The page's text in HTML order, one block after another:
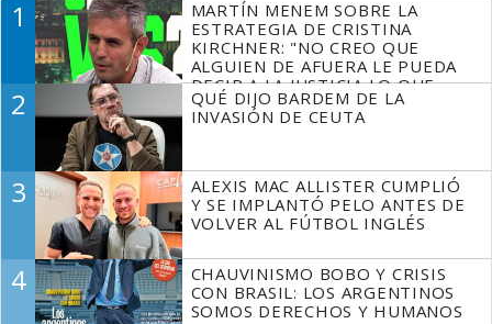
1
MARTÍN MENEM SOBRE LA
ESTRATEGIA DE CRISTINA
KIRCHNER: "NO CREO QUE
ALGUIEN DE AFUERA LE PUEDA
DECIR A LA JUSTICIA LO QUE
TIENE QUE HACER"
2
QUÉ DIJO BARDEM DE LA
INVASIÓN DE CEUTA
3
ALEXIS MAC ALLISTER CUMPLIÓ
Y SE IMPLANTÓ PELO ANTES DE
VOLVER AL FÚTBOL INGLÉS
4
CHAUVINISMO BOBO Y CRISIS
CON BRASIL: LOS ARGENTINOS
SOMOS DERECHOS Y HUMANOS